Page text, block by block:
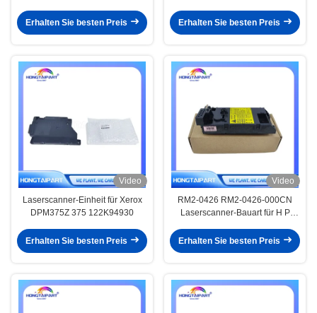
M4070 M4075 C460 C480
Erhalten Sie besten Preis
M1216NFH M1217NFW CP1210
CP1215 CP1217 P1102 P1108
Erhalten Sie besten Preis
Video
Laserscanner-Einheit für Xerox
DPM375Z 375 122K94930
Erhalten Sie besten Preis
Video
RM2-0426 RM2-0426-000CN
Laserscanner-Bauart für H P
M202DN M225DW M226DW
Erhalten Sie besten Preis